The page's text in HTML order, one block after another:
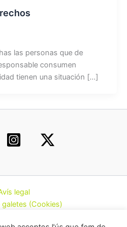
las personas que de
consumen
tienen una situación […]
legal
galetes (Cookies)